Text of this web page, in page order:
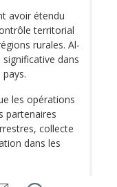
avoir étendu
territorial
rurales. Al-
significative dans
les opérations
partenaires
collecte
dans les